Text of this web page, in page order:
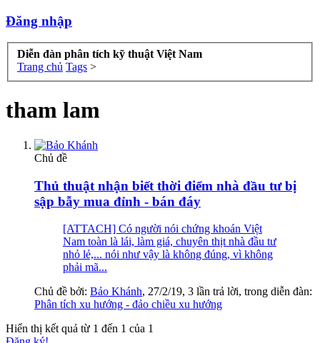
Đăng nhập
Diễn đàn phân tích kỹ thuật Việt Nam
Trang chủ Tags >
tham lam
Chủ đề
Thủ thuật nhận biết thời điểm nhà đầu tư bị
sập bẫy mua đỉnh - bán đáy
[ATTACH] Có người nói chứng khoán Việt
Nam toàn là lái, làm giá, chuyên thịt nhà đầu tư
nhỏ lẻ,... nói như vậy là không đúng, vì không
phải mã...
Chủ đề bởi: Bảo Khánh, 27/2/19, 3 lần trả lời, trong diễn đàn:
Phân tích xu hướng - đảo chiều xu hướng
Hiển thị kết quả từ 1 đến 1 của 1